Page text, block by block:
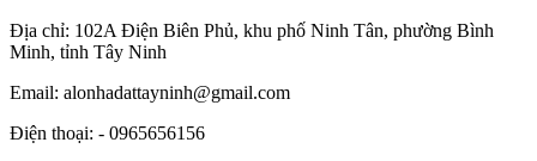
Địa chỉ: 102A Điện Biên Phủ, khu phố Ninh Tân, phường Bình
Minh, tỉnh Tây Ninh
Email: alonhadattayninh@gmail.com
Điện thoại: - 0965656156